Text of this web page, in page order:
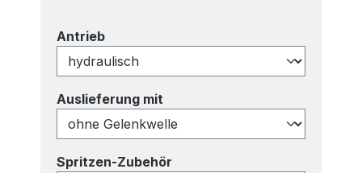
Antriebauswählen
Auslieferung mit
Spritzen-Zubehör